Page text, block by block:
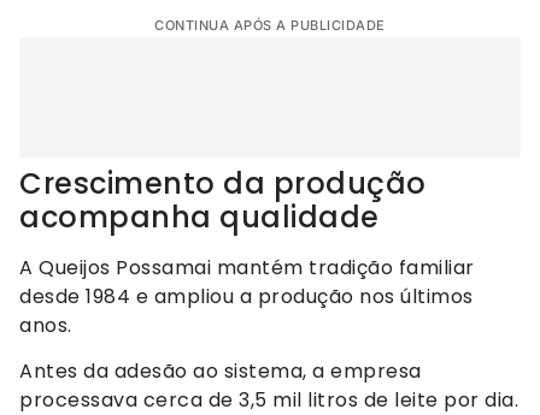
CONTINUA APÓS A PUBLICIDADE
Crescimento da produção
acompanha qualidade
A Queijos Possamai mantém tradição familiar
desde 1984 e ampliou a produção nos últimos
anos.
Antes da adesão ao sistema, a empresa
processava cerca de 3,5 mil litros de leite por dia.